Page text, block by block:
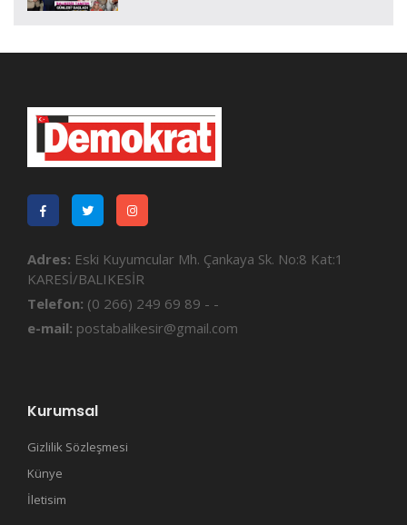
Adres: Eski Kuyumcular Mh. Çankaya Sk. No:8 Kat:1
KARESİ/BALIKESİR
Telefon: (0 266) 249 69 89 - -
e-mail: postabalikesir@gmail.com
Kurumsal
Gizlilik Sözleşmesi
Künye
İletisim